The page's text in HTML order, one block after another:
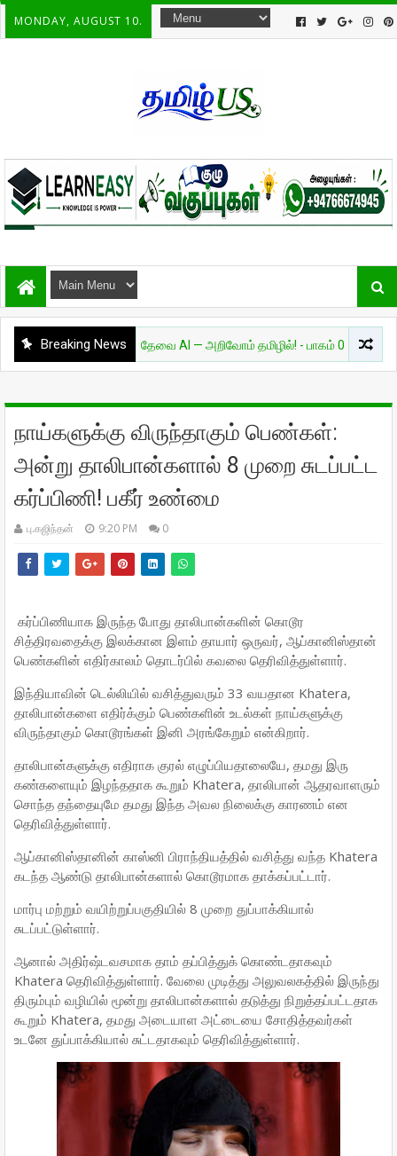
MONDAY, AUGUST 10.
Breaking News
அறிவியல் தேவை AI — அறிவோம் தமிழில்! - பாகம் 01
நாய்களுக்கு விருந்தாகும் பெண்கள்:
அன்று தாலிபான்களால் 8 முறை சுடப்பட்ட
கர்ப்பிணி! பகீர் உண்மை
பு.கஜிந்தன் 9:20 PM 0
கர்ப்பிணியாக இருந்த போது தாலிபான்களின் கொடூர
சித்திரவதைக்கு இலக்கான இளம் தாயார் ஒருவர், ஆப்கானிஸ்தான்
பெண்களின் எதிர்காலம் தொடர்பில் கவலை தெரிவித்துள்ளார்.
இந்தியாவின் டெல்லியில் வசித்துவரும் 33 வயதான Khatera,
தாலிபான்களை எதிர்க்கும் பெண்களின் உடல்கள் நாய்களுக்கு
விருந்தாகும் கொடூரங்கள் இனி அரங்கேறும் என்கிறார்.
தாலிபான்களுக்கு எதிராக குரல் எழுப்பியதாலையே, தமது இரு
கண்களையும் இழந்ததாக கூறும் Khatera, தாலிபான் ஆதரவாளரும்
சொந்த தந்தையுமே தமது இந்த அவல நிலைக்கு காரணம் என
தெரிவித்துள்ளார்.
ஆப்கானிஸ்தானின் காஸ்னி பிராந்தியத்தில் வசித்து வந்த Khatera
கடந்த ஆண்டு தாலிபான்களால் கொடூரமாக தாக்கப்பட்டார்.
மார்பு மற்றும் வயிற்றுப்பகுதியில் 8 முறை துப்பாக்கியால்
சுடப்பட்டுள்ளார்.
ஆனால் அதிர்ஷ்டவசமாக தாம் தப்பித்துக் கொண்டதாகவும்
Khatera தெரிவித்துள்ளார். வேலை முடித்து அலுவலகத்தில் இருந்து
திரும்பும் வழியில் மூன்று தாலிபான்களால் தடுத்து நிறுத்தப்பட்டதாக
கூறும் Khatera, தமது அடையாள அட்டையை சோதித்தவர்கள்
உடனே துப்பாக்கியால் சுட்டதாகவும் தெரிவித்துள்ளார்.